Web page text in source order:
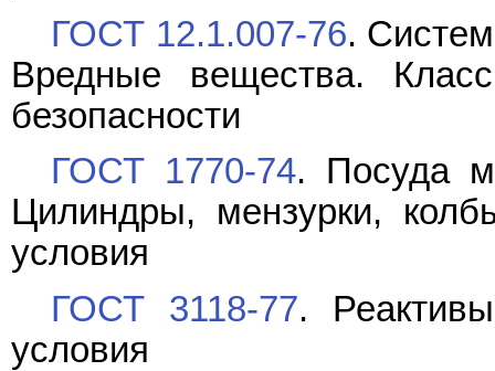
ГОСТ 12.1.007-76.
Вредные вещества.
безопасности
ГОСТ 1770-74. Посуда
Цилиндры, мензурки,
условия
ГОСТ 3118-77.
условия